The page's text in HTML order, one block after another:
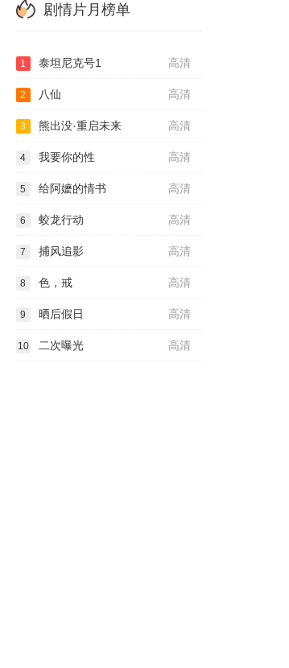
剧情片月榜单
高清
1 泰坦尼克号1
高清
2 八仙
高清
3 熊出没·重启未来
高清
4 我要你的性
高清
5 给阿嬷的情书
高清
6 蛟龙行动
高清
7 捕风追影
高清
8 色，戒
高清
9 晒后假日
高清
10 二次曝光